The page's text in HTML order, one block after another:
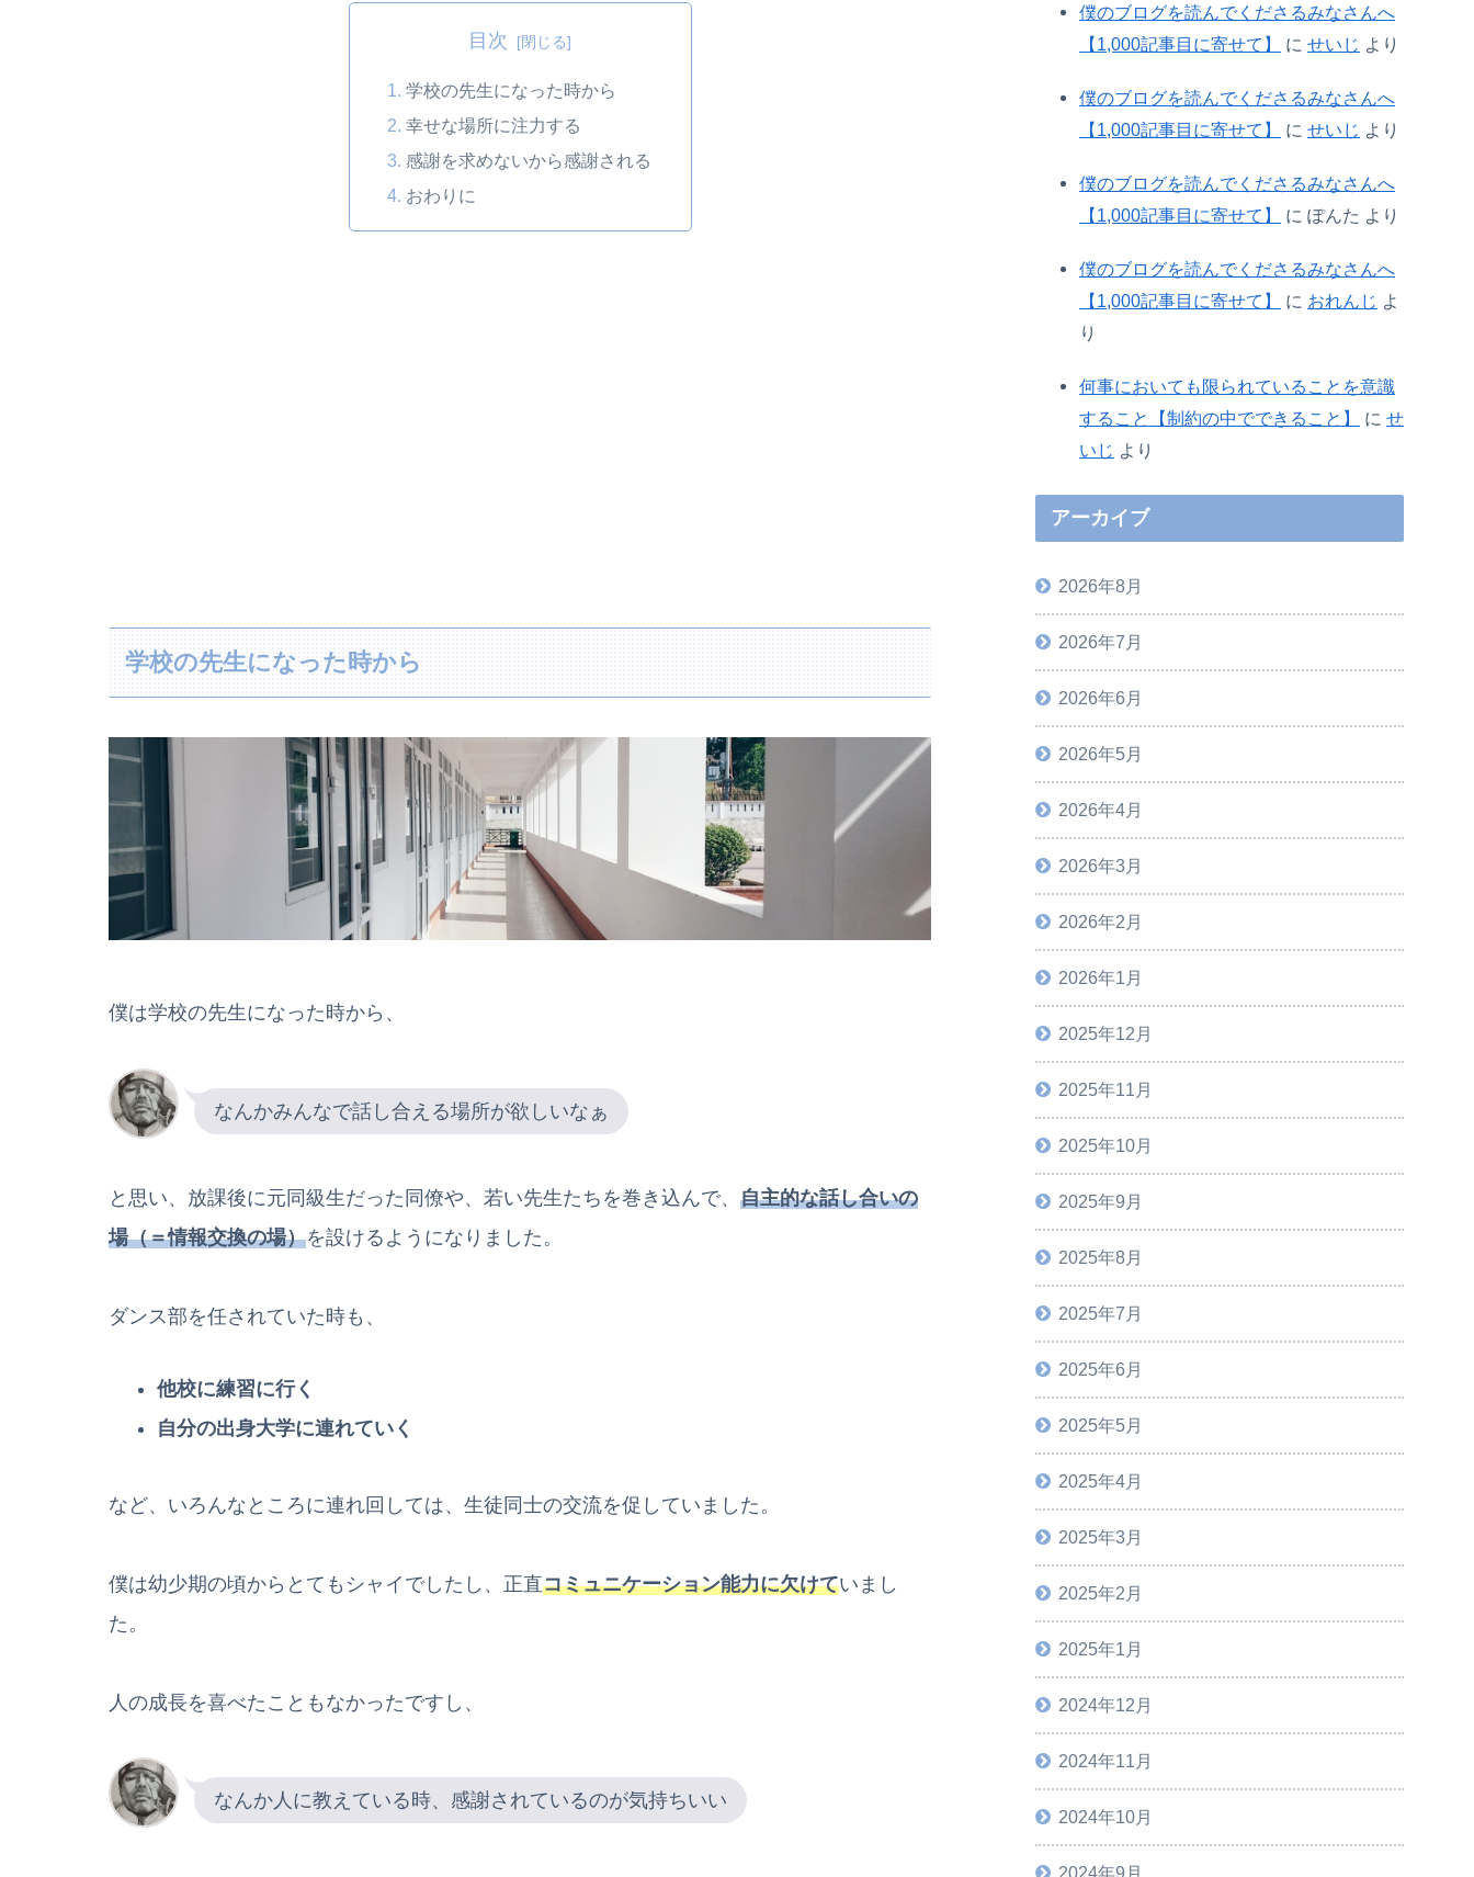
目次
学校の先生になった時から
幸せな場所に注力する
感謝を求めないから感謝される
おわりに
学校の先生になった時から
僕は学校の先生になった時から、
なんかみんなで話し合える場所が欲しいなぁ
と思い、放課後に元同級生だった同僚や、若い先生たちを巻き込んで、 自主的な話し合いの
場（＝情報交換の場）を設けるようになりました。
ダンス部を任されていた時も、
他校に練習に行く
自分の出身大学に連れていく
など、いろんなところに連れ回しては、生徒同士の交流を促していました。
僕は幼少期の頃からとてもシャイでしたし、正直コミュニケーション能力に欠けていまし
た。
人の成長を喜べたこともなかったですし、
なんか人に教えている時、感謝されているのが気持ちいい
僕のブログを読んでくださるみなさんへ
【1,000記事目に寄せて】
に せいじ より
僕のブログを読んでくださるみなさんへ
【1,000記事目に寄せて】
に せいじ より
僕のブログを読んでくださるみなさんへ
【1,000記事目に寄せて】
に ぽんた より
僕のブログを読んでくださるみなさんへ
【1,000記事目に寄せて】
に おれんじ よ
り
何事においても限られていることを意識
すること【制約の中でできること】
に せ
いじ より
アーカイブ
2026年8月
2026年7月
2026年6月
2026年5月
2026年4月
2026年3月
2026年2月
2026年1月
2025年12月
2025年11月
2025年10月
2025年9月
2025年8月
2025年7月
2025年6月
2025年5月
2025年4月
2025年3月
2025年2月
2025年1月
2024年12月
2024年11月
2024年10月
2024年9月